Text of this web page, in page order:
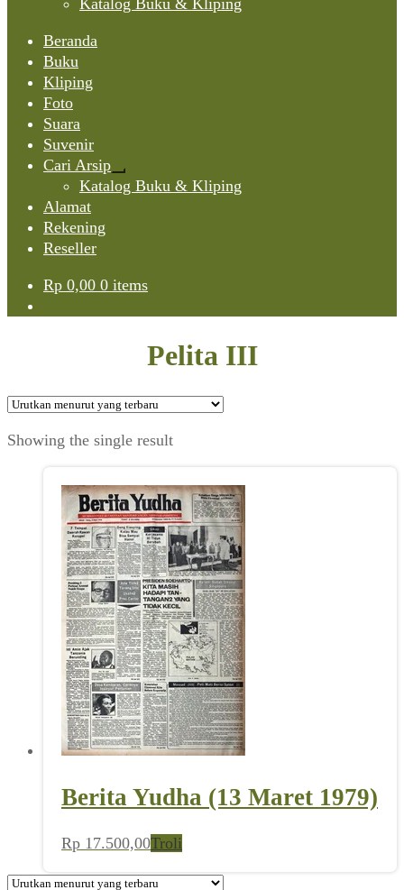
Katalog Buku & Kliping
Beranda
Buku
Kliping
Foto
Suara
Suvenir
Cari Arsip
Expand
child
Katalog Buku & Kliping
Alamat
Rekening
Reseller
Rp 0,00 0 items
Pelita III
Showing the single result
Berita Yudha (13 Maret 1979)
Rp 17.500,00Troli